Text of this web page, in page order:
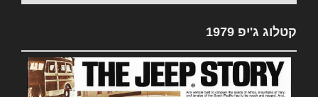
קטלוג ג'יפ 1979